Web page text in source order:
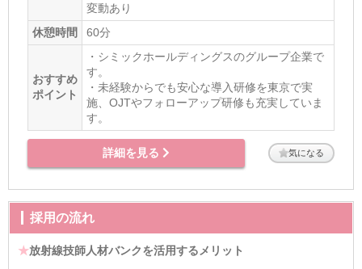
変動あり
休憩時間
60分
おすすめ
ポイント
・シミックホールディングスのグループ企業で
す。
・未経験からでも安心な導入研修を東京で実
施、OJTやフォローアップ研修も充実していま
す。
詳細を見る 気になる
採用の流れ
★放射線技師人材バンクを活用するメリット